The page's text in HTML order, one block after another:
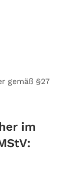
gemäß §27
im